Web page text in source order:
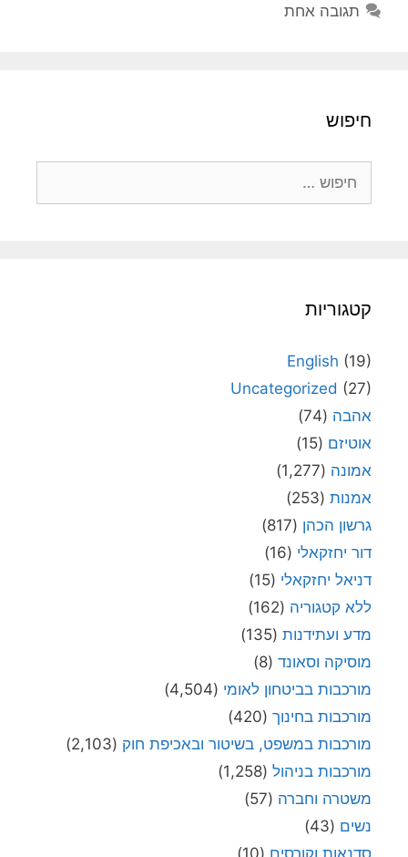
תגובה אחת
חיפוש
קטגוריות
English (19)
Uncategorized (27)
אהבה (74)
אוטיזם (15)
אמונה (1,277)
אמנות (253)
גרשון הכהן (817)
דור יחזקאלי (16)
דניאל יחזקאלי (15)
ללא קטגוריה (162)
מדע ועתידנות (135)
מוסיקה וסאונד (8)
מורכבות בביטחון לאומי (4,504)
מורכבות בחינוך (420)
מורכבות במשפט, בשיטור ובאכיפת חוק (2,103)
מורכבות בניהול (1,258)
משטרה וחברה (57)
נשים (43)
סדנאות וקורסים (10)